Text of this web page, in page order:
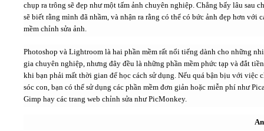
chụp ra trông sẽ đẹp như một tấm ảnh chuyên nghiệp. Chẳng bấy lâu sau
sẽ biết rằng mình đã nhầm, và nhận ra rằng có thể có bức ảnh đẹp hơn với
mềm chỉnh sửa ảnh.
Photoshop và Lightroom là hai phần mềm rất nổi tiếng dành cho những
gia chuyên nghiệp, nhưng đây đều là những phần mềm phức tạp và đắt
khi bạn phải mất thời gian để học cách sử dụng. Nếu quá bận bịu với việc
sóc con, bạn có thể sử dụng các phần mềm đơn giản hoặc miễn phí như
Gimp hay các trang web chỉnh sửa như PicMonkey.